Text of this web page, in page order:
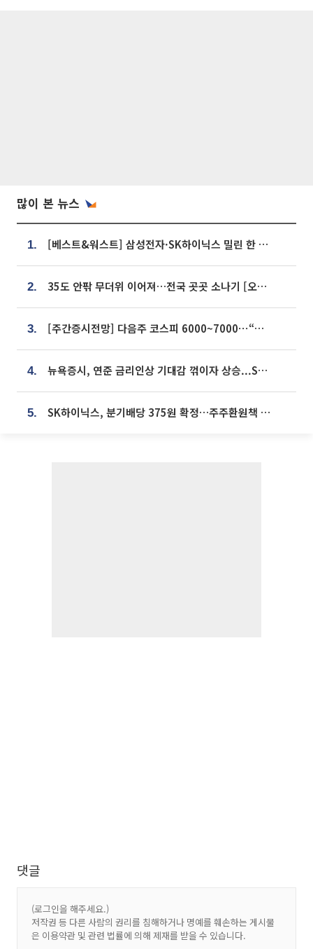
많이 본 뉴스
1. [베스트&워스트] 삼성전자·SK하이닉스 밀린 한 주…상상인증권은 85% 급등
2. 35도 안팎 무더위 이어져…전국 곳곳 소나기 [오늘 날씨]
3. [주간증시전망] 다음주 코스피 6000~7000⋯“外人 수급은 정책이 변수”
4. 뉴욕증시, 연준 금리인상 기대감 꺾이자 상승...S&P500 사상 최고치 [종합]
5. SK하이닉스, 분기배당 375원 확정…주주환원책 9월로 앞당겨 발표
댓글